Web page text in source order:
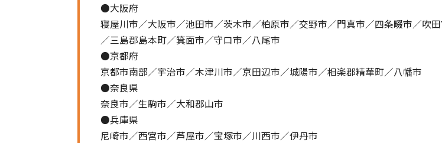
●大阪府
寝屋川市／大阪市／池田市／茨木市／柏原市／交野市／門真市／四条畷市／吹
／三島郡島本町／箕面市／守口市／八尾市
●京都府
京都市南部／宇治市／木津川市／京田辺市／城陽市／相楽郡精華町／八幡市
●奈良県
奈良市／生駒市／大和郡山市
●兵庫県
尼崎市／西宮市／芦屋市／宝塚市／川西市／伊丹市